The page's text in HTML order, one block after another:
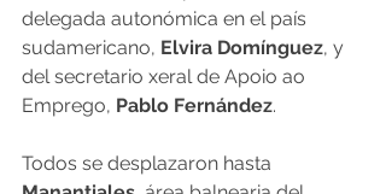
delegada autonómica en el país
sudamericano, Elvira Domínguez, y
del secretario xeral de Apoio ao
Emprego, Pablo Fernández.
Todos se desplazaron hasta